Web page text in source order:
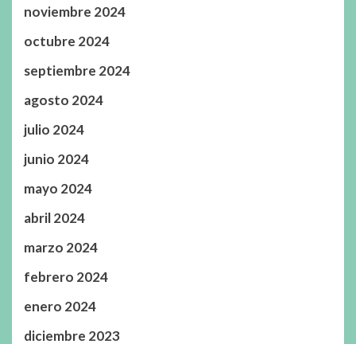
noviembre 2024
octubre 2024
septiembre 2024
agosto 2024
julio 2024
junio 2024
mayo 2024
abril 2024
marzo 2024
febrero 2024
enero 2024
diciembre 2023